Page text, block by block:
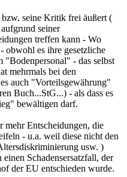
seine Kritik frei äußert (
seiner
treffen kann - Wo
obwohl es ihre gesetzliche
"Bodenpersonal" - das selbst
mehrmals bei den
auch "Vorteilsgewährung"
Buch...StG...) - als dass es
bewältigen darf.
mehr Entscheidungen, die
- u.a. weil diese nicht den
usw. )
einen Schadensersatzfall, der
der EU entschieden wurde.